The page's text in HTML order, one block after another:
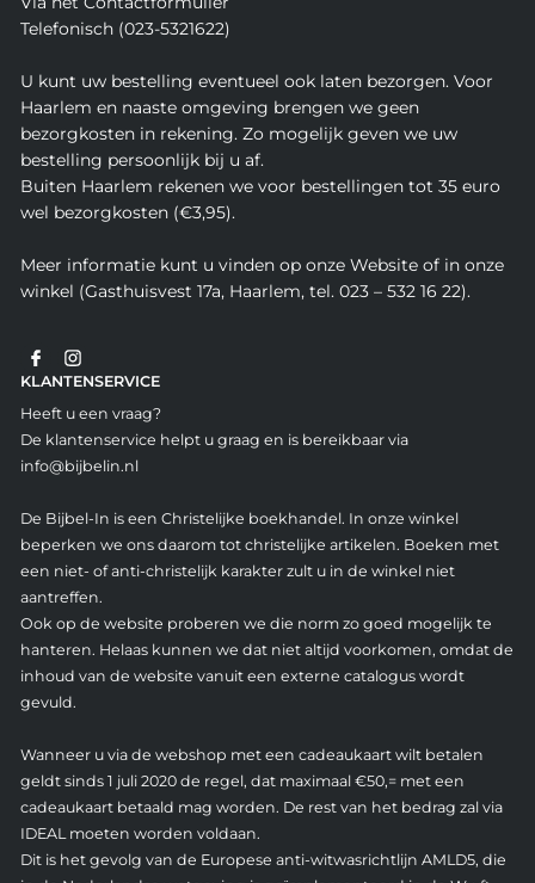
Telefonisch (023-5321622)
U kunt uw bestelling eventueel ook laten bezorgen. Voor
Haarlem en naaste omgeving brengen we geen
bezorgkosten in rekening. Zo mogelijk geven we uw
bestelling persoonlijk bij u af.
Buiten Haarlem rekenen we voor bestellingen tot 35 euro
wel bezorgkosten (€3,95).
Meer informatie kunt u vinden op onze Website of in onze
winkel (Gasthuisvest 17a, Haarlem, tel. 023 – 532 16 22).
KLANTENSERVICE
Heeft u een vraag?
De klantenservice helpt u graag en is bereikbaar via
info@bijbelin.nl
De Bijbel-In is een Christelijke boekhandel. In onze winkel
beperken we ons daarom tot christelijke artikelen. Boeken met
een niet- of anti-christelijk karakter zult u in de winkel niet
aantreffen.
Ook op de website proberen we die norm zo goed mogelijk te
hanteren. Helaas kunnen we dat niet altijd voorkomen, omdat de
inhoud van de website vanuit een externe catalogus wordt
gevuld.
Wanneer u via de webshop met een cadeaukaart wilt betalen
geldt sinds 1 juli 2020 de regel, dat maximaal €50,= met een
cadeaukaart betaald mag worden. De rest van het bedrag zal via
IDEAL moeten worden voldaan.
Dit is het gevolg van de Europese anti-witwasrichtlijn AMLD5, die